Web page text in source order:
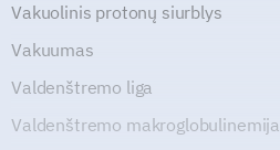
Vakuolinis protonų siurblys
Vakuumas
Valdenštremo liga
Valdenštremo makroglobulinemija